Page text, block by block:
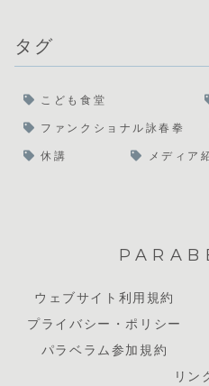
タグ
こども食堂
ファンクショナル詠春拳
休講 メディア
ウェブサイト利用規約
プライバシー・ポリシー
パラベラム参加規約
リン